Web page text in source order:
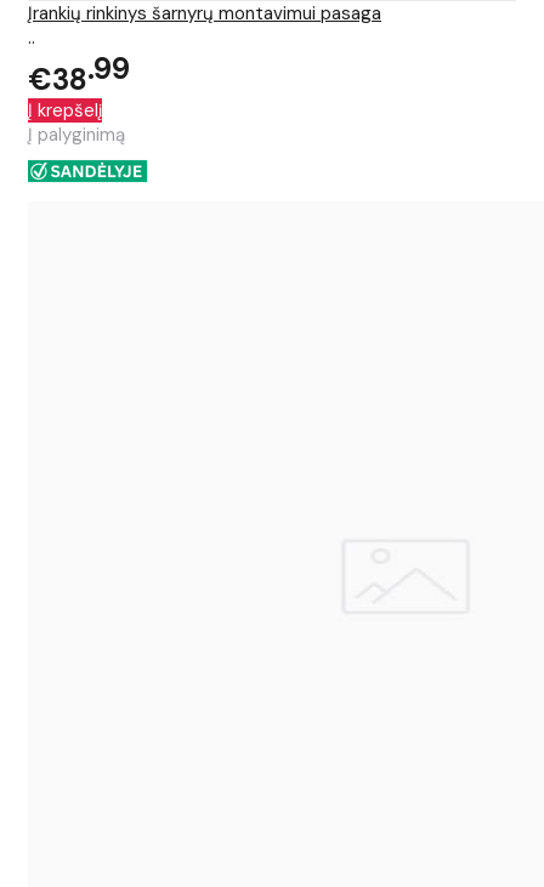
Įrankių rinkinys šarnyrų montavimui pasaga
..
€38 99
Į krepšelį
Į palyginimą